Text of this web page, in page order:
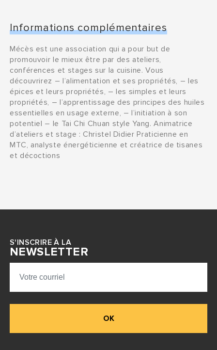
Informations complémentaires
Mécès est une association qui a pour but de
promouvoir le mieux être par des ateliers,
conférences et stages sur la cuisine. Vous
découvrirez – l’alimentation et ses propriétés, – les
épices et leurs propriétés, – les simples et leurs
propriétés, – l’apprentissage des principes des huiles
essentielles en usage externe, – l’initiation à son
potentiel – le Tai Chi Chuan style Yang. Animatrice
d’ateliers et stage : Christel Didier Praticienne en
MTC, analyste énergéticienne et créatrice de tisanes
et décoctions
S'INSCRIRE À LA
NEWSLETTER
OK